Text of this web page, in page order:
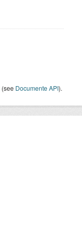
(see Documente API).